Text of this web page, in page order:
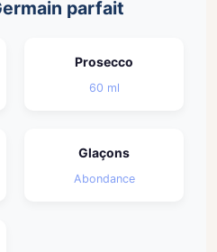
parfait
Prosecco
60 ml
Glaçons
Abondance